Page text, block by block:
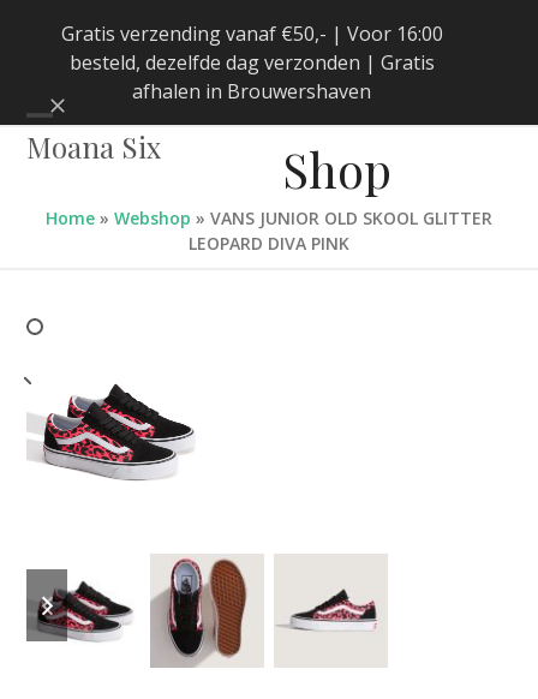
Gratis verzending vanaf €50,- | Voor 16:00
besteld, dezelfde dag verzonden | Gratis
afhalen in Brouwershaven
Negeren
Moana Six
Open
menu
Close
menu
Shop
Home » Webshop » VANS JUNIOR OLD SKOOL GLITTER
LEOPARD DIVA PINK
previous
slide
next
slide